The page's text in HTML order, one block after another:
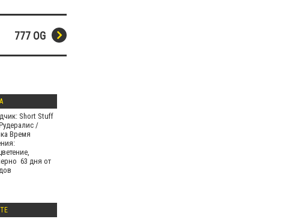
777 OG
Short Stuff
/
Время
63 дня от